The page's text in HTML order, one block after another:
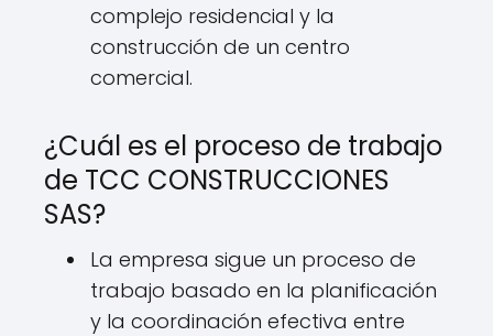
complejo residencial y la
construcción de un centro
comercial.
¿Cuál es el proceso de trabajo
de TCC CONSTRUCCIONES
SAS?
La empresa sigue un proceso de
trabajo basado en la planificación
y la coordinación efectiva entre